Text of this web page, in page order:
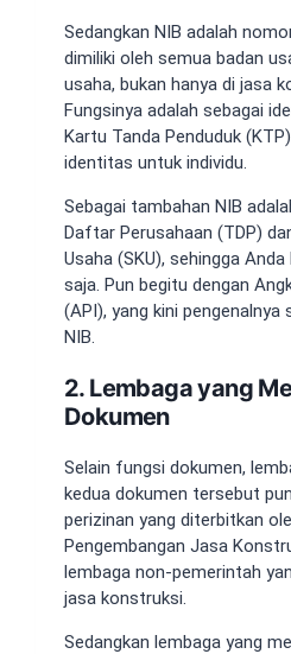
Sedangkan NIB adalah
dimiliki oleh semua badan
usaha, bukan hanya di jasa
Fungsinya adalah sebagai
Kartu Tanda Penduduk
identitas untuk individu.
Sebagai tambahan NIB
Daftar Perusahaan (TDP)
Usaha (SKU), sehingga
saja. Pun begitu dengan
(API), yang kini
NIB.
2. Lembaga yang
Dokumen
Selain fungsi dokumen,
kedua dokumen tersebut
perizinan yang diterbitkan
Pengembangan Jasa
lembaga non-pemerintah
jasa konstruksi.
Sedangkan lembaga yang